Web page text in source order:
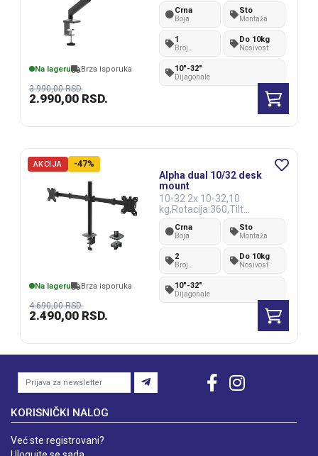
Na lageru Brza isporuka
3.990,00RSD.
2.990,00 RSD.
Crna
Boja
Sto
Montaža
1
Broj
Do 10kg
Nosivost
10"-32"
Dijagonale
AKCIJA -47%
Na lageru Brza isporuka
4.690,00RSD.
2.490,00 RSD.
Alpha dual 10/32 desk
mount
10-32 2x 10-32,10
kg,Rotacija:360,Tilt
Crna
Boja
Sto
Montaža
2
Broj
Do 10kg
Nosivost
10"-32"
Dijagonale
KORISNIČKI NALOG
Već ste registrovani?